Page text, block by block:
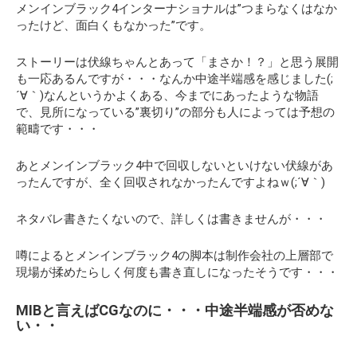
メンインブラック4インターナショナルは”つまらなくはなか
ったけど、面白くもなかった”です。
ストーリーは伏線ちゃんとあって「まさか！？」と思う展開
も一応あるんですが・・・なんか中途半端感を感じました(;
´∀｀)なんというかよくある、今までにあったような物語
で、見所になっている”裏切り”の部分も人によっては予想の
範疇です・・・
あとメンインブラック4中で回収しないといけない伏線があ
ったんですが、全く回収されなかったんですよねｗ(;´∀｀)
ネタバレ書きたくないので、詳しくは書きませんが・・・
噂によるとメンインブラック4の脚本は制作会社の上層部で
現場が揉めたらしく何度も書き直しになったそうです・・・
MIBと言えばCGなのに・・・中途半端感が否めな
い・・